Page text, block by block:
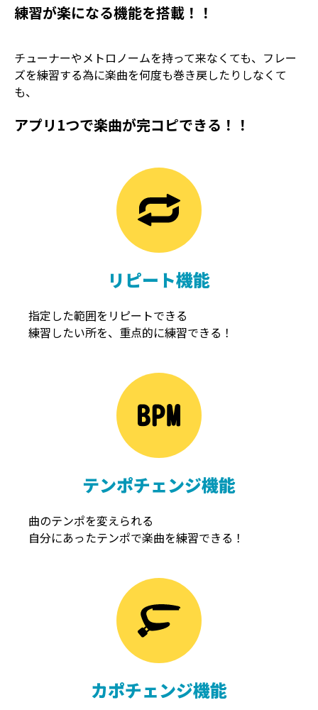
練習が楽になる機能を搭載！！
チューナーやメトロノームを持って来なくても、フレー
ズを練習する為に楽曲を何度も巻き戻したりしなくて
も、
アプリ1つで楽曲が完コピできる！！
リピート機能
指定した範囲をリピートできる
練習したい所を、重点的に練習できる！
テンポチェンジ機能
曲のテンポを変えられる
自分にあったテンポで楽曲を練習できる！
カポチェンジ機能